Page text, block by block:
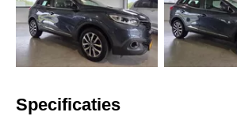
Specificaties